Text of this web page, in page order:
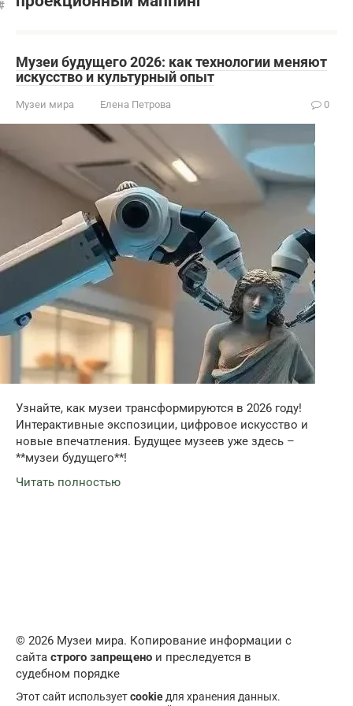
Музеи будущего 2026: как технологии меняют
искусство и культурный опыт
Музеи мира Елена Петрова 0
Узнайте, как музеи трансформируются в 2026 году!
Интерактивные экспозиции, цифровое искусство и
новые впечатления. Будущее музеев уже здесь –
**музеи будущего**!
Читать полностью
© 2026 Музеи мира. Копирование информации с
сайта строго запрещено и преследуется в
судебном порядке
Этот сайт используетcookie для хранения данных.